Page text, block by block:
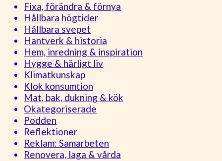
Fixa, förändra & förnya
Hållbara högtider
Hållbara svepet
Hantverk & historia
Hem, inredning & inspiration
Hygge & härligt liv
Klimatkunskap
Klok konsumtion
Mat, bak, dukning & kök
Okategoriserade
Podden
Reflektioner
Reklam: Samarbeten
Renovera, laga & vårda